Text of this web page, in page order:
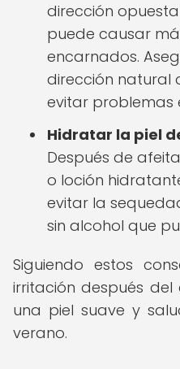
dirección
puede causar
encarnados.
dirección natural
evitar problemas
Hidratar la piel
Después de
o loción
evitar la
sin alcohol que
Siguiendo estos
irritación después
una piel suave y
verano.